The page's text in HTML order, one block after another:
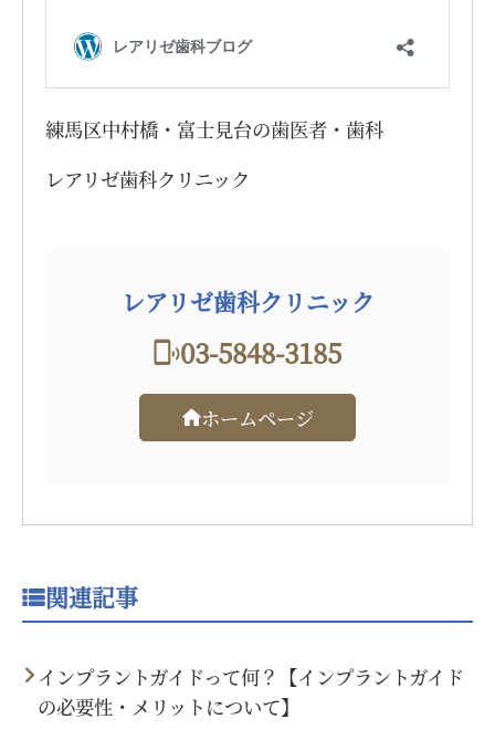
練馬区中村橋・富士見台の歯医者・歯科
レアリゼ歯科クリニック
レアリゼ歯科クリニック
03-5848-3185
ホームページ
関連記事
インプラントガイドって何？【インプラントガイド
の必要性・メリットについて】